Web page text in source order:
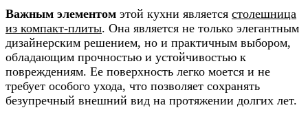
Важным элементом этой кухни является столешница
из компакт-плиты. Она является не только элегантным
дизайнерским решением, но и практичным выбором,
обладающим прочностью и устойчивостью к
повреждениям. Ее поверхность легко моется и не
требует особого ухода, что позволяет сохранять
безупречный внешний вид на протяжении долгих лет.